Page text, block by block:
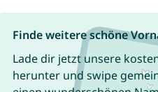
Finde weitere schöne
Lade dir jetzt unsere
herunter und swipe